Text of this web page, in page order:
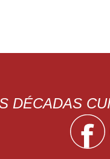
DÉCADAS